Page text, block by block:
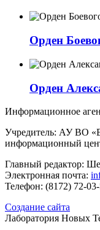
Орден
Орден
Информационное
Учредитель: АУ ВО
информационный
Главный редактор:
Электронная почта:
Телефон: (8172) 72-
Создание сайта
Лаборатория Новых